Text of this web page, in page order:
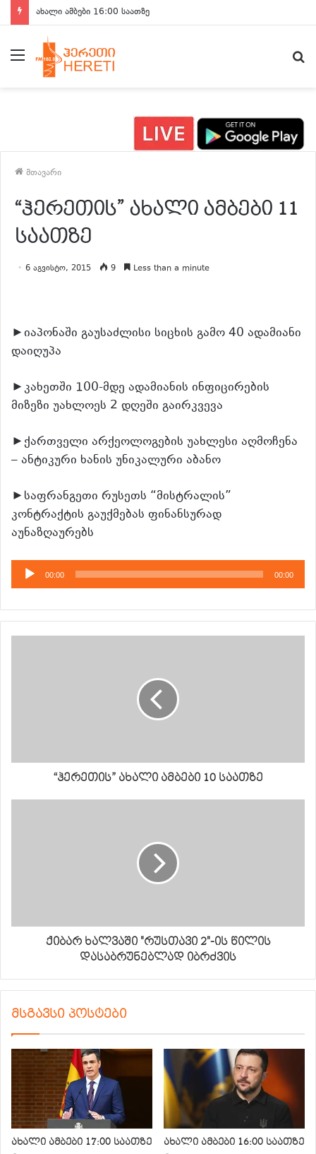
ახალი ამბები 16:00 საათზე
მენიუ
მთავარი
“ჰერეთის” ახალი ამბები 11
საათზე
6 აგვისტო, 2015 9 Less than a minute
►იაპონაში გაუსაძლისი სიცხის გამო 40 ადამიანი
დაიღუპა
►კახეთში 100-მდე ადამიანის ინფიცირების
მიზეზი უახლოეს 2 დღეში გაირკვევა
►ქართველი არქეოლოგების უახლესი აღმოჩენა
– ანტიკური ხანის უნიკალური აბანო
►საფრანგეთი რუსეთს “მისტრალის”
კონტრაქტის გაუქმებას ფინანსურად
აუნაზღაურებს
აუდიო
დამკვრელი
00:00 00:00
“ჰერეთის” ახალი ამბები 10 საათზე
ქიბარ ხალვაში "რუსთავი 2"-ის წილის
დასაბრუნებლად იბრძვის
მსგავსი პოსტები
ახალი ამბები 17:00 საათზე ახალი ამბები 16:00 საათზე